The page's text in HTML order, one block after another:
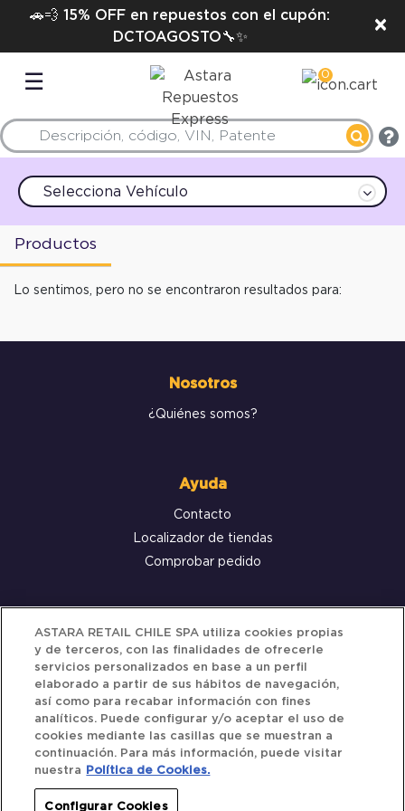
🚗💨 15% OFF en repuestos con el cupón:
DCTOAGOSTO🔧✨
×
☰ 0
Selecciona Vehículo
Productos
Lo sentimos, pero no se encontraron resultados para:
Nosotros
¿Quiénes somos?
Ayuda
Contacto
Localizador de tiendas
Comprobar pedido
Servicio al cliente
Términos y Condiciones
Política de privacidad
Siguenos
ASTARA RETAIL CHILE SPA utiliza cookies propias
y de terceros, con las finalidades de ofrecerle
servicios personalizados en base a un perfil
elaborado a partir de sus hábitos de navegación,
así como para recabar información con fines
analíticos. Puede configurar y/o aceptar el uso de
cookies mediante las casillas que se muestran a
continuación. Para más información, puede visitar
nuestra
Política de Cookies.
Configurar Cookies